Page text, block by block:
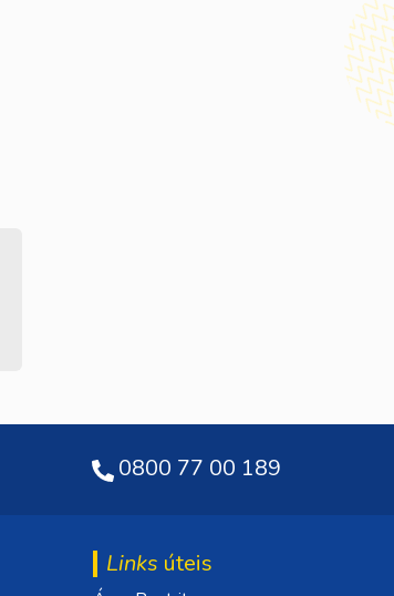
0800 77 00 189
Links úteis